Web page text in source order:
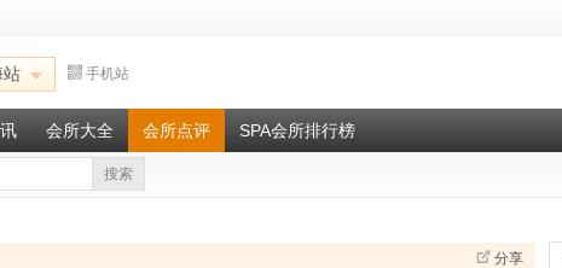
站 手机站
会所大全 会所点评 SPA会所排行榜
搜索
分享